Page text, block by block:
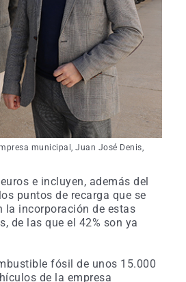
municipal, Juan José Denis,
e incluyen, además del
puntos de recarga que se
la incorporación de estas
de las que el 42% son ya
fósil de unos 15.000
de la empresa